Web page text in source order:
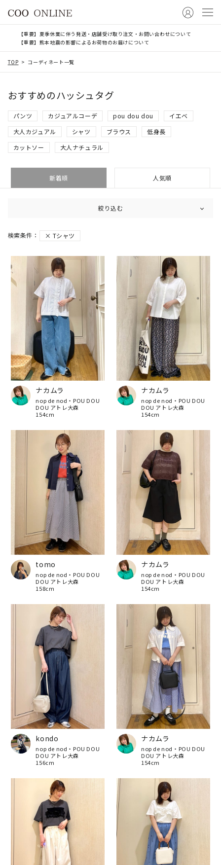
【重要】夏季休業に伴う発送・店舗受け取り注文・お問い合わせについて
【重要】熊本地震の影響によるお荷物のお届けについて
TOP コーディネート一覧
おすすめのハッシュタグ
パンツ カジュアルコーデ pou dou dou
イエベ
大人カジュアル
シャツ ブラウス
低身長
カットソー
大人ナチュラル
新着順 人気順
絞り込む
Tシャツ
ナカムラ
nop de nod・POU DOU
DOU アトレ大森
154cm
ナカムラ
nop de nod・POU DOU
DOU アトレ大森
154cm
tomo
nop de nod・POU DOU
DOU アトレ大森
158cm
ナカムラ
nop de nod・POU DOU
DOU アトレ大森
154cm
kondo
nop de nod・POU DOU
DOU アトレ大森
156cm
ナカムラ
nop de nod・POU DOU
DOU アトレ大森
154cm